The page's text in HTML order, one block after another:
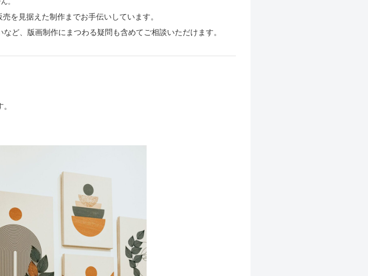
を見据えた制作までお手伝いしています。
ど、版画制作にまつわる疑問も含めてご相談いただけます。